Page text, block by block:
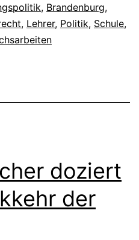
, Brandenburg,
, Lehrer, Politik, Schule,
doziert
der